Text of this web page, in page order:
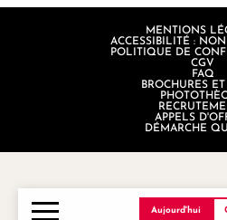
Aujourd'hui
MENTIONS
ACCESSIBILITÉ :
POLITIQUE DE
CGV
FAQ
BROCHURES
APPELS
DÉMARCHE